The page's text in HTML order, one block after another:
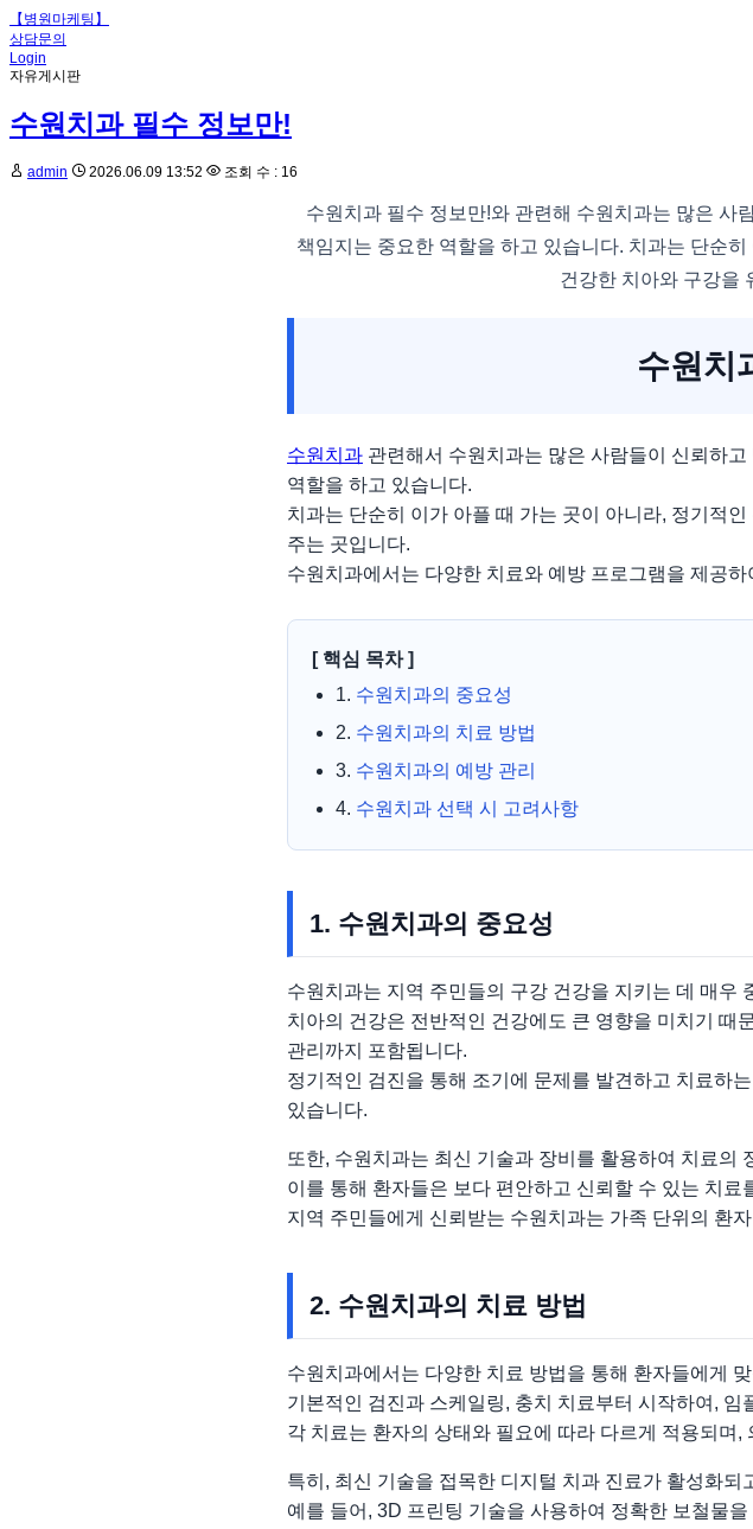
【병원마케팅】
상담문의
Login
자유게시판
수원치과 필수 정보만!
admin 2026.06.09 13:52 조회 수 : 16
수원치과 필수 정보만!와 관련해 수원치과는 많은 사
책임지는 중요한 역할을 하고 있습니다. 치과는 단순
건강한 치아와 구강을
수원치
수원치과 관련해서 수원치과는 많은 사람들이 신뢰하
역할을 하고 있습니다.
치과는 단순히 이가 아플 때 가는 곳이 아니라, 정기적
주는 곳입니다.
수원치과에서는 다양한 치료와 예방 프로그램을 제공
[ 핵심 목차 ]
1. 수원치과의 중요성
2. 수원치과의 치료 방법
3. 수원치과의 예방 관리
4. 수원치과 선택 시 고려사항
1. 수원치과의 중요성
수원치과는 지역 주민들의 구강 건강을 지키는 데 매우
치아의 건강은 전반적인 건강에도 큰 영향을 미치기 때
관리까지 포함됩니다.
정기적인 검진을 통해 조기에 문제를 발견하고 치료하
있습니다.
또한, 수원치과는 최신 기술과 장비를 활용하여 치료의
이를 통해 환자들은 보다 편안하고 신뢰할 수 있는 치
지역 주민들에게 신뢰받는 수원치과는 가족 단위의 환
2. 수원치과의 치료 방법
수원치과에서는 다양한 치료 방법을 통해 환자들에게
기본적인 검진과 스케일링, 충치 치료부터 시작하여,
각 치료는 환자의 상태와 필요에 따라 다르게 적용되며
특히, 최신 기술을 접목한 디지털 치과 진료가 활성화되
예를 들어, 3D 프린팅 기술을 사용하여 정확한 보철물